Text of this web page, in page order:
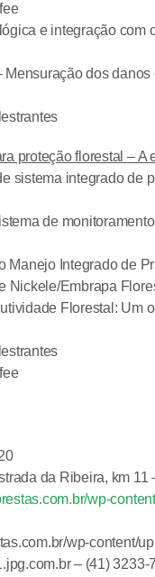
e integração
Mensuração dos
proteção florestal –
sistema integrado
de
Manejo Integrado de
Nickele/Embrapa
Florestal: Um
da Ribeira, km 11
wp-
wp-content/
– (41) 3233-